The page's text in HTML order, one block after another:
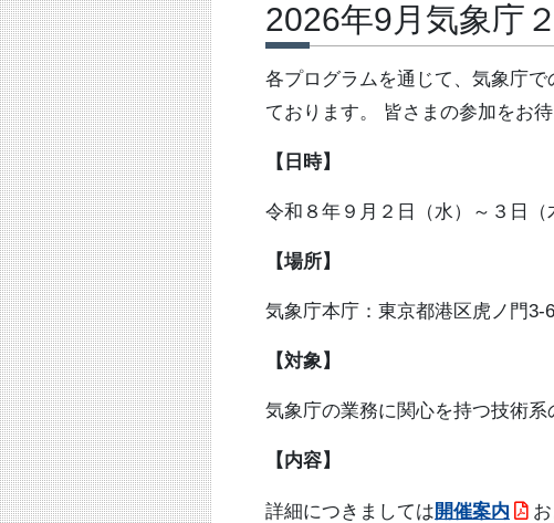
2026年9月気象庁
各プログラムを通じて、気象庁
ております。 皆さまの参加をお
【日時】
令和８年９月２日（水）～３日（
【場所】
気象庁本庁：東京都港区虎ノ門
【対象】
気象庁の業務に関心を持つ技術
【内容】
詳細につきましては開催案内